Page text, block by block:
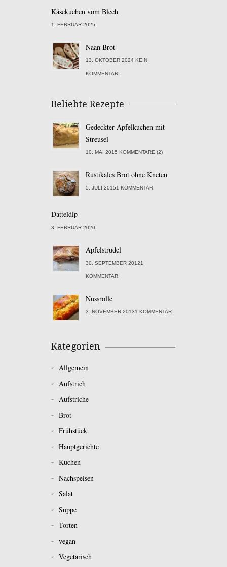
Käsekuchen vom Blech
1. FEBRUAR 2025
Naan Brot
13. OKTOBER 2024 KEIN
KOMMENTAR.
Beliebte Rezepte
Gedeckter Apfelkuchen mit
Streusel
10. MAI 2015 KOMMENTARE (2)
Rustikales Brot ohne Kneten
5. JULI 20151 KOMMENTAR
Datteldip
3. FEBRUAR 2020
Apfelstrudel
30. SEPTEMBER 20121
KOMMENTAR
Nussrolle
3. NOVEMBER 20131 KOMMENTAR
Kategorien
Allgemein
Aufstrich
Aufstriche
Brot
Frühstück
Hauptgerichte
Kuchen
Nachspeisen
Salat
Suppe
Torten
vegan
Vegetarisch